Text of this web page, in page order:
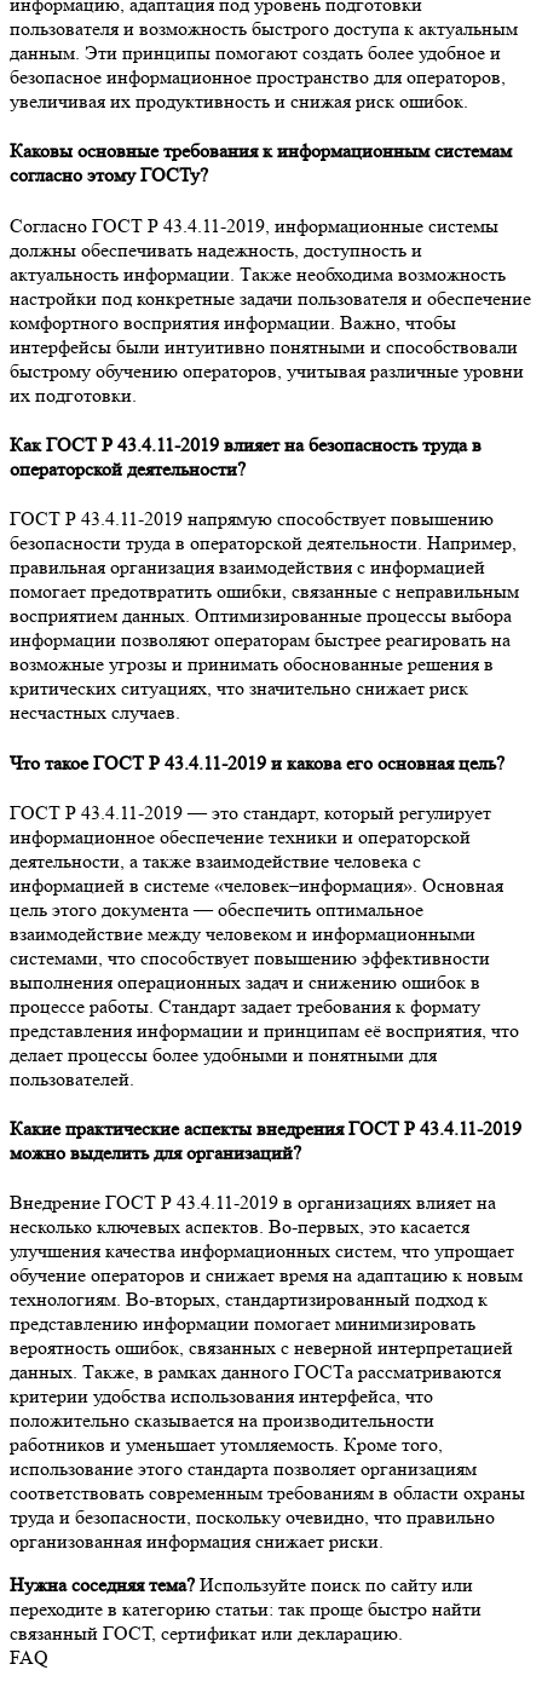
пользователя и возможность быстрого доступа к актуальным
данным. Эти принципы помогают создать более удобное и
безопасное информационное пространство для операторов,
увеличивая их продуктивность и снижая риск ошибок.
Каковы основные требования к информационным системам
согласно этому ГОСТу?
Согласно ГОСТ Р 43.4.11-2019, информационные системы
должны обеспечивать надежность, доступность и
актуальность информации. Также необходима возможность
настройки под конкретные задачи пользователя и обеспечение
комфортного восприятия информации. Важно, чтобы
интерфейсы были интуитивно понятными и способствовали
быстрому обучению операторов, учитывая различные уровни
их подготовки.
Как ГОСТ Р 43.4.11-2019 влияет на безопасность труда в
операторской деятельности?
ГОСТ Р 43.4.11-2019 напрямую способствует повышению
безопасности труда в операторской деятельности. Например,
правильная организация взаимодействия с информацией
помогает предотвратить ошибки, связанные с неправильным
восприятием данных. Оптимизированные процессы выбора
информации позволяют операторам быстрее реагировать на
возможные угрозы и принимать обоснованные решения в
критических ситуациях, что значительно снижает риск
несчастных случаев.
Что такое ГОСТ Р 43.4.11-2019 и какова его основная цель?
ГОСТ Р 43.4.11-2019 — это стандарт, который регулирует
информационное обеспечение техники и операторской
деятельности, а также взаимодействие человека с
информацией в системе «человек–информация». Основная
цель этого документа — обеспечить оптимальное
взаимодействие между человеком и информационными
системами, что способствует повышению эффективности
выполнения операционных задач и снижению ошибок в
процессе работы. Стандарт задает требования к формату
представления информации и принципам её восприятия, что
делает процессы более удобными и понятными для
пользователей.
Какие практические аспекты внедрения ГОСТ Р 43.4.11-2019
можно выделить для организаций?
Внедрение ГОСТ Р 43.4.11-2019 в организациях влияет на
несколько ключевых аспектов. Во-первых, это касается
улучшения качества информационных систем, что упрощает
обучение операторов и снижает время на адаптацию к новым
технологиям. Во-вторых, стандартизированный подход к
представлению информации помогает минимизировать
вероятность ошибок, связанных с неверной интерпретацией
данных. Также, в рамках данного ГОСТа рассматриваются
критерии удобства использования интерфейса, что
положительно сказывается на производительности
работников и уменьшает утомляемость. Кроме того,
использование этого стандарта позволяет организациям
соответствовать современным требованиям в области охраны
труда и безопасности, поскольку очевидно, что правильно
организованная информация снижает риски.
Нужна соседняя тема? Используйте поиск по сайту или
переходите в категорию статьи: так проще быстро найти
связанный ГОСТ, сертификат или декларацию.
FAQ